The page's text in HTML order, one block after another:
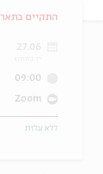
התקיים
27.06
09:00
Zoom
ללא עלות